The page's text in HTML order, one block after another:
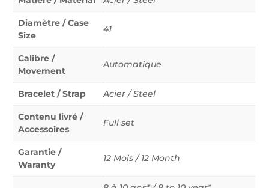
Diamètre / Case
Size
41
Calibre /
Movement
Automatique
Bracelet / Strap Acier / Steel
Contenu livré /
Accessoires
Full set
Garantie /
Waranty
12 Mois / 12 Month